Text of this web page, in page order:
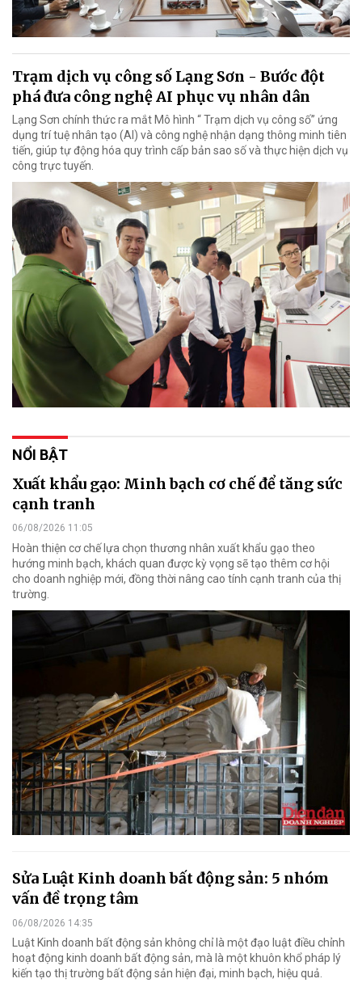
Trạm dịch vụ công số Lạng Sơn - Bước đột
phá đưa công nghệ AI phục vụ nhân dân
Lạng Sơn chính thức ra mắt Mô hình “ Trạm dịch vụ công số” ứng
dụng trí tuệ nhân tạo (AI) và công nghệ nhận dạng thông minh tiên
tiến, giúp tự động hóa quy trình cấp bản sao số và thực hiện dịch vụ
công trực tuyến.
NỔI BẬT
Xuất khẩu gạo: Minh bạch cơ chế để tăng sức
cạnh tranh
06/08/2026 11:05
Hoàn thiện cơ chế lựa chọn thương nhân xuất khẩu gạo theo
hướng minh bạch, khách quan được kỳ vọng sẽ tạo thêm cơ hội
cho doanh nghiệp mới, đồng thời nâng cao tính cạnh tranh của thị
trường.
Sửa Luật Kinh doanh bất động sản: 5 nhóm
vấn đề trọng tâm
06/08/2026 14:35
Luật Kinh doanh bất động sản không chỉ là một đạo luật điều chỉnh
hoạt động kinh doanh bất động sản, mà là một khuôn khổ pháp lý
kiến tạo thị trường bất động sản hiện đại, minh bạch, hiệu quả.